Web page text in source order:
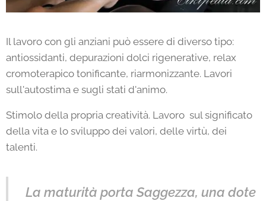
Il lavoro con gli anziani può essere di diverso tipo:
antiossidanti, depurazioni dolci rigenerative, relax
cromoterapico tonificante, riarmonizzante. Lavori
sull'autostima e sugli stati d'animo.
Stimolo della propria creatività. Lavoro sul significato
della vita e lo sviluppo dei valori, delle virtù, dei
talenti.
La maturità porta Saggezza, una dote